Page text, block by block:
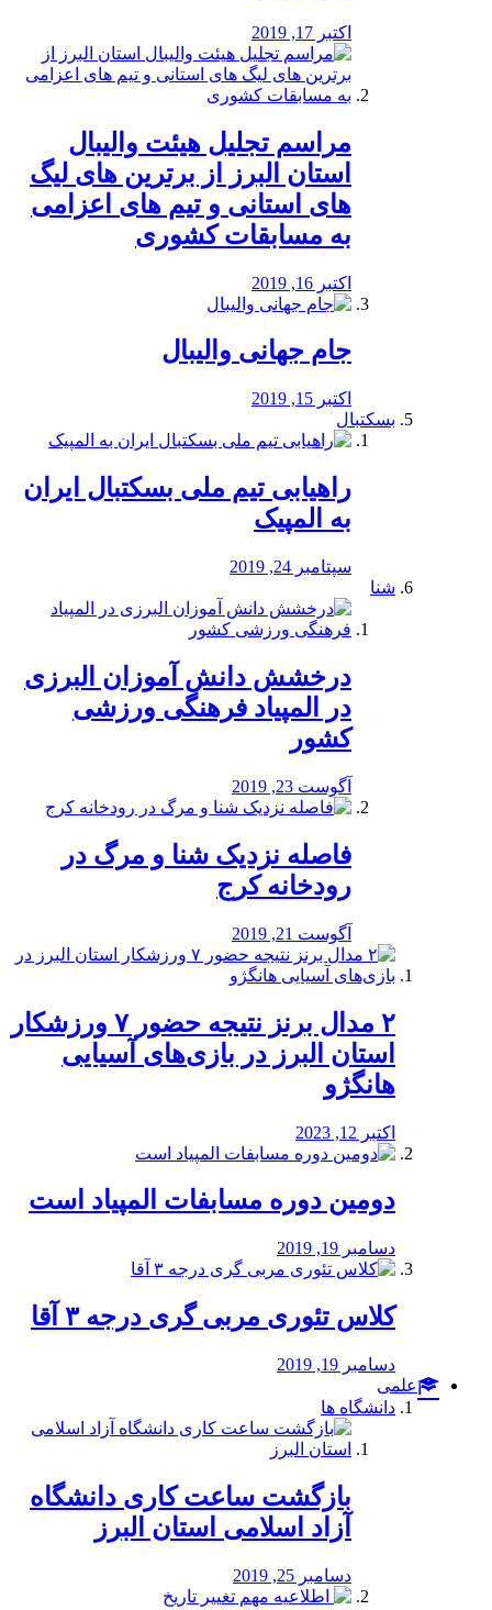
اکتبر 17, 2019
مراسم تجلیل هیئت والیبال
استان البرز از برترین های لیگ
های استانی و تیم های اعزامی
به مسابقات کشوری
اکتبر 16, 2019
جام جهانی والیبال
اکتبر 15, 2019
بسکتبال
راهیابی تیم ملی بسکتبال ایران
به المپیک
سپتامبر 24, 2019
شنا
درخشش دانش آموزان البرزی
در المپیاد فرهنگی ورزشی
کشور
آگوست 23, 2019
️فاصله نزدیک شنا و مرگ در
رودخانه کرج
آگوست 21, 2019
۲ مدال برنز نتیجه حضور ۷ ورزشکار
استان البرز در بازی‌های آسیایی
هانگژو
اکتبر 12, 2023
دومین دوره مسابفات المپیاد است
دسامبر 19, 2019
کلاس تئوری مربی گری درجه ۳ آقا
دسامبر 19, 2019
علمی
دانشگاه ها
بازگشت ساعت کاری دانشگاه
آزاد اسلامی استان البرز
دسامبر 25, 2019